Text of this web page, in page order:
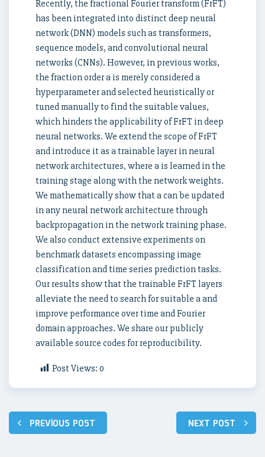
Recently, the fractional Fourier transform (FrFT)
has been integrated into distinct deep neural
network (DNN) models such as transformers,
sequence models, and convolutional neural
networks (CNNs). However, in previous works,
the fraction order a is merely considered a
hyperparameter and selected heuristically or
tuned manually to find the suitable values,
which hinders the applicability of FrFT in deep
neural networks. We extend the scope of FrFT
and introduce it as a trainable layer in neural
network architectures, where a is learned in the
training stage along with the network weights.
We mathematically show that a can be updated
in any neural network architecture through
backpropagation in the network training phase.
We also conduct extensive experiments on
benchmark datasets encompassing image
classification and time series prediction tasks.
Our results show that the trainable FrFT layers
alleviate the need to search for suitable a and
improve performance over time and Fourier
domain approaches. We share our publicly
available source codes for reproducibility.
Post Views: 0
Yazı
dolaşımı
PREVIOUS POST NEXT POST